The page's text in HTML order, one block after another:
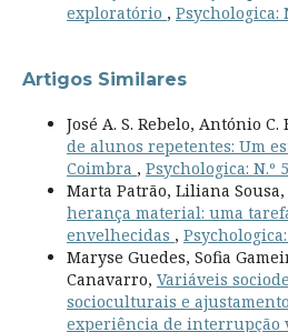
exploratório , Psychologica:
Artigos Similares
José A. S. Rebelo, António C.
de alunos repetentes: Um
Coimbra , Psychologica: N.º
Marta Patrão, Liliana Sousa,
herança material: uma
envelhecidas ,
Maryse Guedes, Sofia
Canavarro, Variáveis
socioculturais e
experiência de interrupção